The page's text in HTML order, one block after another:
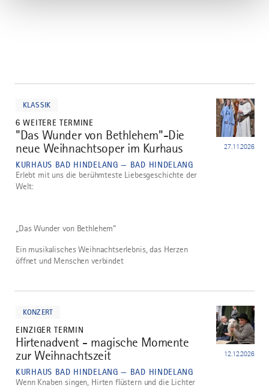
KLASSIK
6 WEITERE TERMINE
1
"Das Wunder von Bethlehem"-Die
neue Weihnachtsoper im Kurhaus
KURHAUS BAD HINDELANG — BAD HINDELANG
27.11.2026
Erlebt mit uns die berühmteste Liebesgeschichte der
Welt:
„Das Wunder von Bethlehem“
Ein musikalisches Weihnachtserlebnis, das Herzen
öffnet und Menschen verbindet
KONZERT
EINZIGER TERMIN
2
Hirtenadvent - magische Momente
zur Weihnachtszeit
KURHAUS BAD HINDELANG — BAD HINDELANG
12.12.2026
Wenn Knaben singen, Hirten flüstern und die Lichter